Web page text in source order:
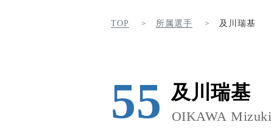
TOP 所属選手 及川瑞基
55 及川瑞基
OIKAWA Mizuki